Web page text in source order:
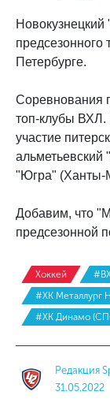
Новокузнецкий
Петербурге.
Соревнования
топ-клубы ВХЛ.
участие
"Югра" (Ханты-
Добавим, что
предсезонной
Хоккей
#ХК Металлург
#ХК Динамо
Редакция
31.05.2022